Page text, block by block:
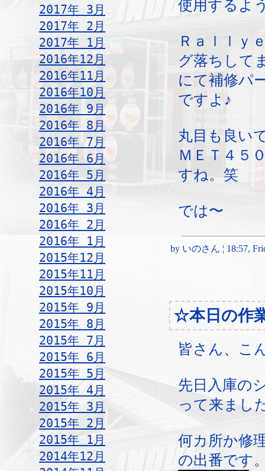
2017年 3月
2017年 2月
2017年 1月
2016年12月
2016年11月
2016年10月
2016年 9月
2016年 8月
2016年 7月
2016年 6月
2016年 5月
2016年 4月
2016年 3月
2016年 2月
2016年 1月
2015年12月
2015年11月
2015年10月
2015年 9月
2015年 8月
2015年 7月
2015年 6月
2015年 5月
2015年 4月
2015年 3月
2015年 2月
2015年 1月
2014年12月
使用するよ
Ｒａｌｌｙ
グ落ちして
にて補修パ
ですよ♪
丸目も良い
ＭＥＴ４５
すね。笑
では〜
by いのさん ¦ 18:57,
☆本日の作
皆さん、こ
先日入庫の
って来まし
何カ所か修
の出番です